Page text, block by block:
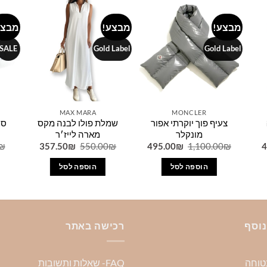
המחיר
מבצע!
Gold Label
MONCLER
צעיף פוך יוקרתי אפור
מונקלר
1,100.00₪
המחיר
היה:
1,100.00₪.
495.00₪
המחיר
הוספה לסל
מבצע!
Gold Label
MAX MARA
שמלת פולו לבנה מקס
מארה לייז׳ר
550.00₪
המחיר
היה:
550.00₪.
357.50₪
המחיר
הוספה לסל
SALE
רכישה באתר
FAQ- שאלות ותשובות